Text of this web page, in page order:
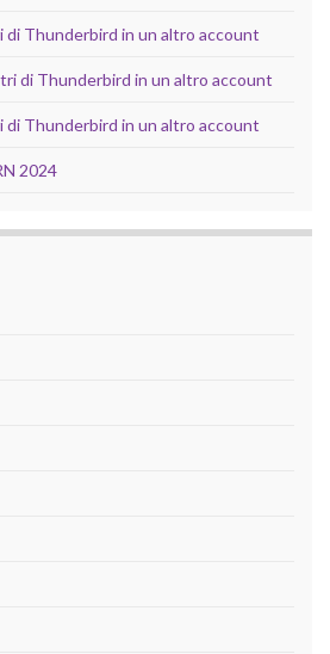
Thunderbird in un altro account
di Thunderbird in un altro account
Thunderbird in un altro account
2024